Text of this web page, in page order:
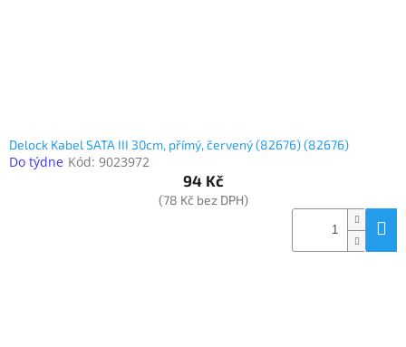
Delock Kabel SATA III 30cm, přímý, červený (82676) (82676)
Do týdne Kód: 9023972
94 Kč
(78 Kč bez DPH)